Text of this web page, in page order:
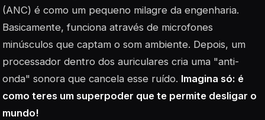
(ANC) é como um pequeno milagre da engenharia.
Basicamente, funciona através de microfones
minúsculos que captam o som ambiente. Depois, um
processador dentro dos auriculares cria uma "anti-
onda" sonora que cancela esse ruído. Imagina só: é
como teres um superpoder que te permite desligar o
mundo!